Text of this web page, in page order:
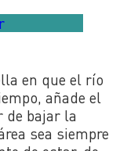
en que el río
añade el
de bajar la
sea siempre